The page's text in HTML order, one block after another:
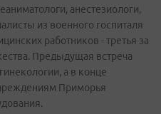
анестезиологи,
из военного госпиталя
работников - третья за
Предыдущая встреча
а в конце
Приморья